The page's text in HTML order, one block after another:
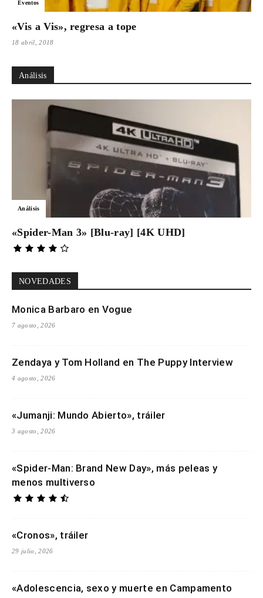
Eventos
«Vis a Vis», regresa a tope
18 abril, 2018
Análisis
Análisis
«Spider-Man 3» [Blu-ray] [4K UHD]
NOVEDADES
Monica Barbaro en Vogue
7 agosto, 2026
Zendaya y Tom Holland en The Puppy Interview
4 agosto, 2026
«Jumanji: Mundo Abierto», tráiler
3 agosto, 2026
«Spider-Man: Brand New Day», más peleas y
menos multiverso
«Cronos», tráiler
29 julio, 2026
«Adolescencia, sexo y muerte en Campamento